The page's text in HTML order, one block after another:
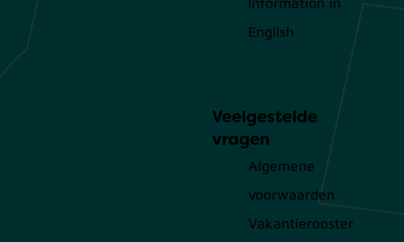
English
Veelgestelde
vragen
Algemene
voorwaarden
Vakantierooster